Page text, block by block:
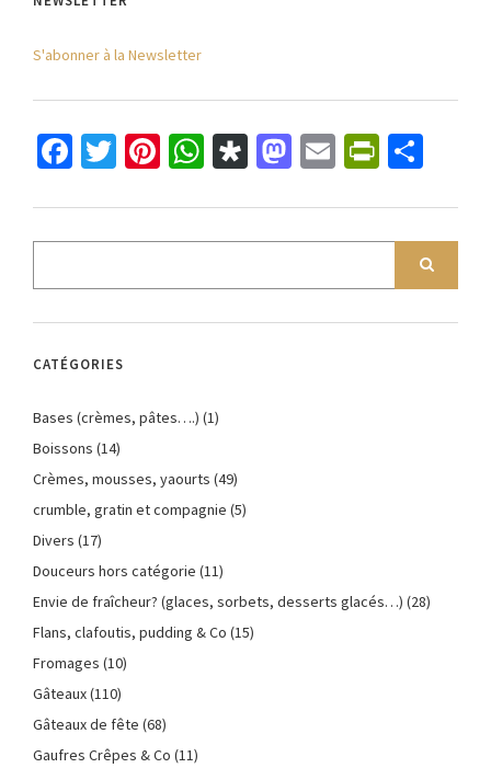
S'abonner à la Newsletter
Facebook
Twitter
Pinterest
WhatsApp
Diaspora
Mastodon
Email
CATÉGORIES
Bases (crèmes, pâtes….) (1)
Boissons (14)
Crèmes, mousses, yaourts (49)
crumble, gratin et compagnie (5)
Divers (17)
Douceurs hors catégorie (11)
Envie de fraîcheur? (glaces, sorbets, desserts glacés…) (28)
Flans, clafoutis, pudding & Co (15)
Fromages (10)
Gâteaux(110)
Gâteaux de fête (68)
Gaufres Crêpes & Co (11)